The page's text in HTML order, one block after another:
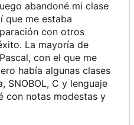
abandoné mi clase
que me estaba
con otros
La mayoría de
con el que me
había algunas clases
SNOBOL, C y lenguaje
con notas modestas y